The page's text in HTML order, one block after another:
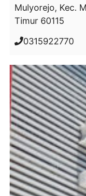
Mulyorejo, Kec.
Timur 60115
0315922770